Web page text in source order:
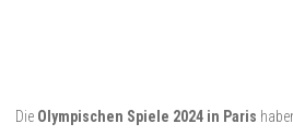
Die Olympischen Spiele 2024 in Paris